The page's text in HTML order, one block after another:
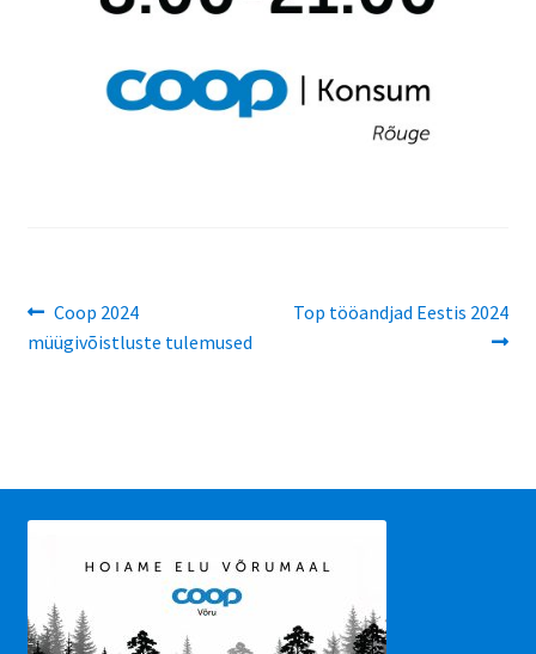
Navigeerimine
Eelmine
postitus:
Coop 2024
müügivõistluste tulemused
Järgmine
Top tööandjad Eestis 2024